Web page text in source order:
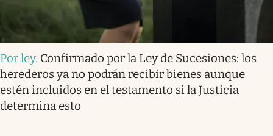
Por ley. Confirmado por la Ley de Sucesiones: los
herederos ya no podrán recibir bienes aunque
estén incluidos en el testamento si la Justicia
determina esto